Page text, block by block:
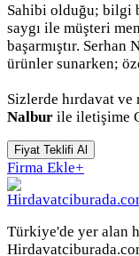
Sahibi olduğu; bilgi
saygı ile müşteri
başarmıştır.
ürünler sunarken;
Sizlerde hırdavat
Nalbur ile iletişime
Fiyat Teklifi Al
Firma Ekle+
Türkiye'de yer alan